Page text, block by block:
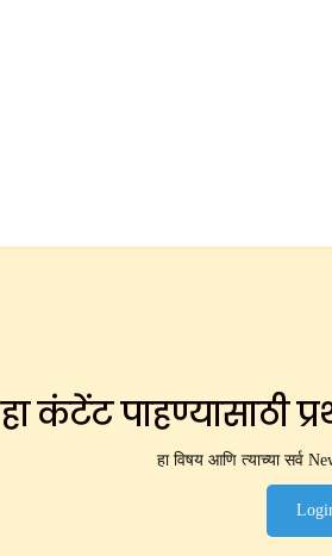
हा कंटेंट पाहण्यासाठी
हा विषय आणि त्याच्या सर्व